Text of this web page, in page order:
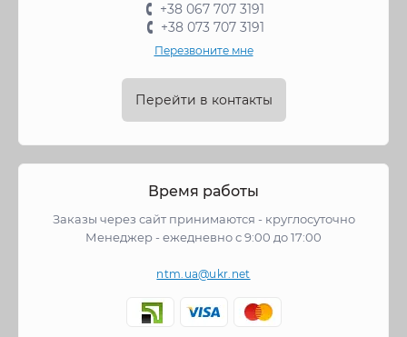
+38 067 707 3191
+38 073 707 3191
Перезвоните мне
Перейти в контакты
Время работы
Заказы через сайт принимаются - круглосуточно
Менеджер - ежедневно с 9:00 до 17:00
ntm.ua@ukr.net